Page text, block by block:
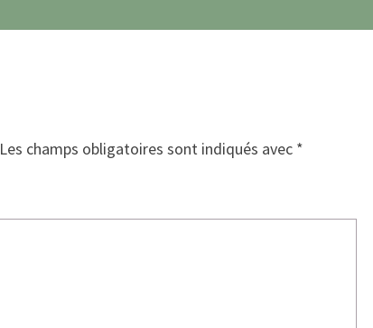
Les champs obligatoires sont indiqués avec *